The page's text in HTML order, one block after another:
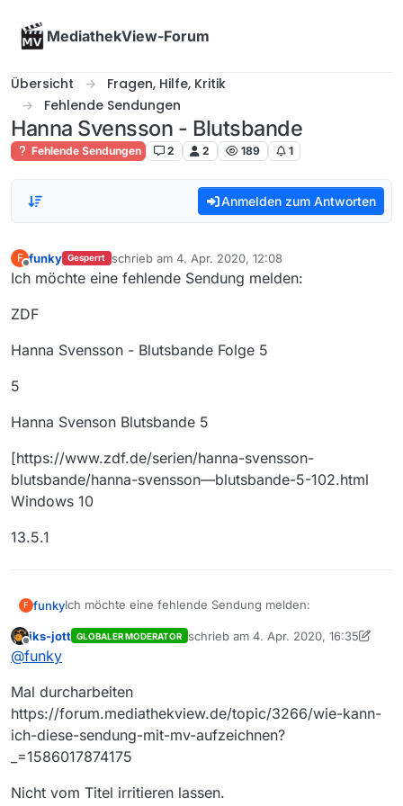
MediathekView-Forum
Übersicht
Fragen, Hilfe, Kritik
Fehlende Sendungen
Hanna Svensson - Blutsbande
Fehlende Sendungen 2 2 189 1
Anmelden zum Antworten
F
Offline
funky Gesperrt schrieb am 4. Apr. 2020, 12:08
zuletzt editiert von
Ich möchte eine fehlende Sendung melden:
ZDF
Hanna Svensson - Blutsbande Folge 5
5
Hanna Svenson Blutsbande 5
[https://www.zdf.de/serien/hanna-svensson-
blutsbande/hanna-svensson—blutsbande-5-102.html
Windows 10
13.5.1
F funkyIch möchte eine fehlende Sendung melden:
ZDF
5
Hanna Svenson Blutsbande 5
blutsbande/hanna-svensson—blutsbande-5-102.html
Offline
iks-jott GLOBALER MODERATOR schrieb am 4. Apr. 2020, 16:35
zuletzt editiert von iks-jott4. Apr.
@funky
Mal durcharbeiten
https://forum.mediathekview.de/topic/3266/wie-kann-
ich-diese-sendung-mit-mv-aufzeichnen?
_=1586017874175
Nicht vom Titel irritieren lassen.